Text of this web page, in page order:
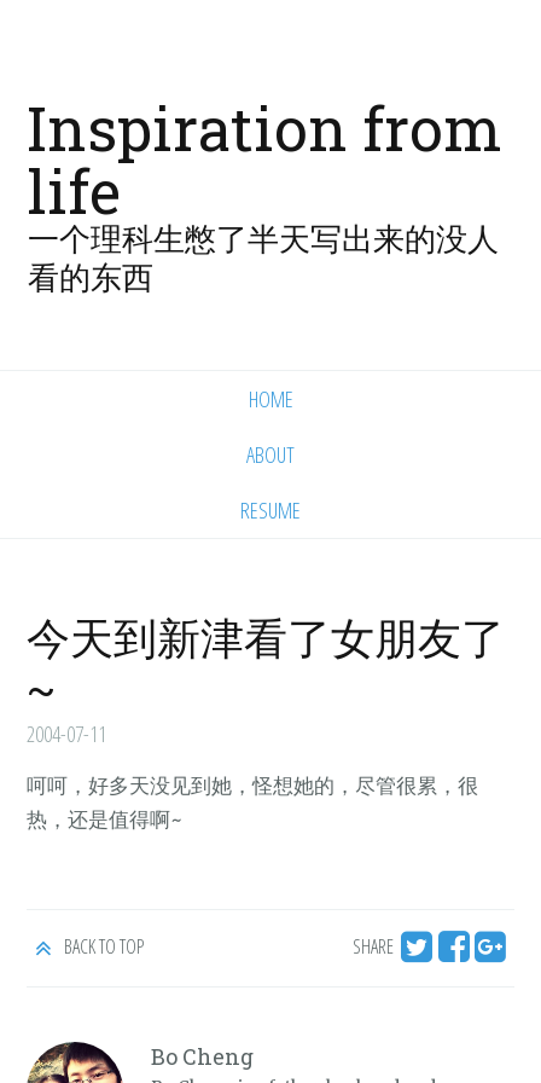
Inspiration from
life
一个理科生憋了半天写出来的没人
看的东西
HOME
ABOUT
RESUME
今天到新津看了女朋友了
~
2004-07-11
呵呵，好多天没见到她，怪想她的，尽管很累，很
热，还是值得啊~
BACK TO TOP SHARE
Bo Cheng